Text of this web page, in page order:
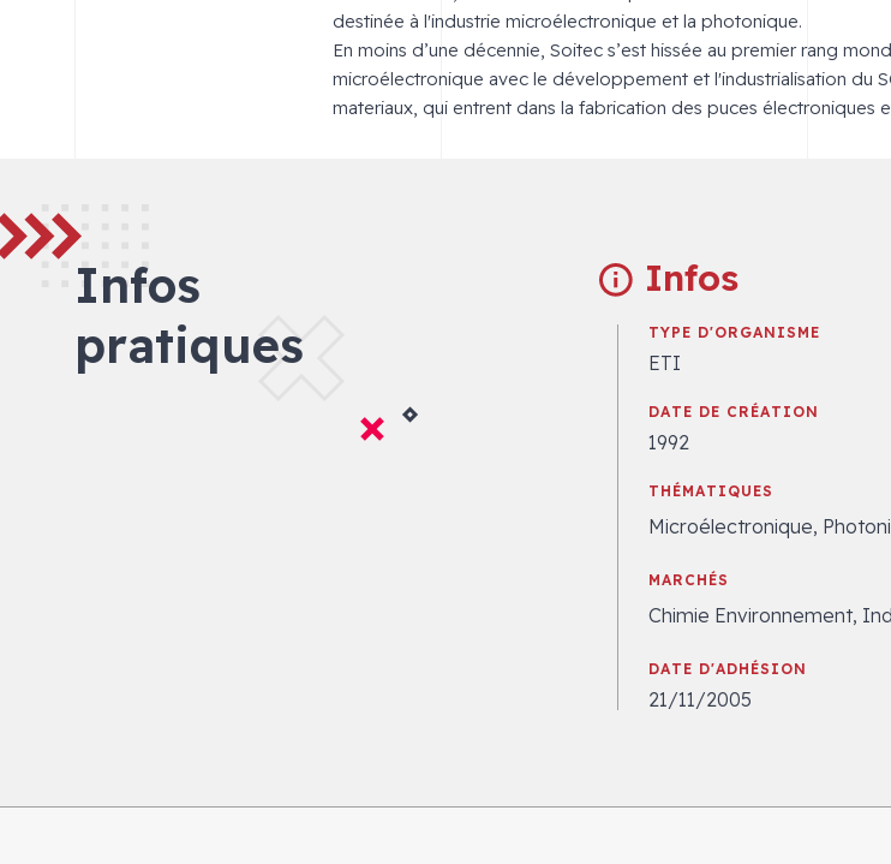
destinée à l'industrie microélectronique et la photonique.
En moins d’une décennie, Soitec s’est hissée au premier rang
microélectronique avec le développement et l'industrialisation du
materiaux, qui entrent dans la fabrication des puces électroniques
Infos
pratiques
Infos
TYPE D'ORGANISME
ETI
DATE DE CRÉATION
1992
THÉMATIQUES
Microélectronique,
MARCHÉS
Chimie Environnement,
DATE D'ADHÉSION
21/11/2005